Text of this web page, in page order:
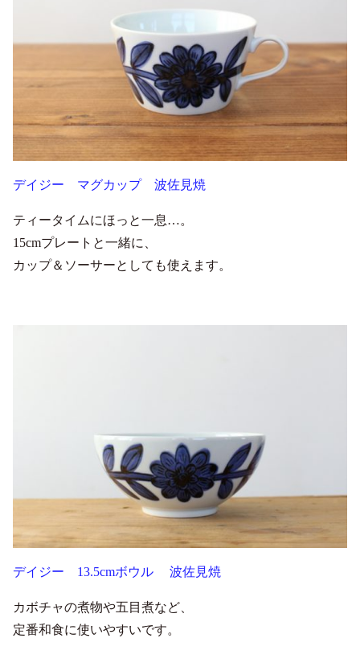
デイジー マグカップ 波佐見焼
ティータイムにほっと一息…。
15cmプレートと一緒に、
カップ＆ソーサーとしても使えます。
デイジー 13.5cmボウル 波佐見焼
カボチャの煮物や五目煮など、
定番和食に使いやすいです。